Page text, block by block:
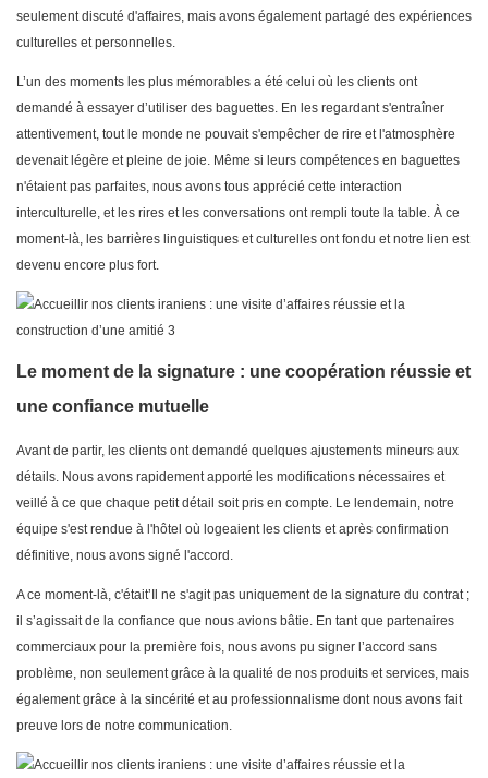
seulement discuté d'affaires, mais avons également partagé des expériences
culturelles et personnelles.
L’un des moments les plus mémorables a été celui où les clients ont
demandé à essayer d’utiliser des baguettes. En les regardant s'entraîner
attentivement, tout le monde ne pouvait s'empêcher de rire et l'atmosphère
devenait légère et pleine de joie. Même si leurs compétences en baguettes
n'étaient pas parfaites, nous avons tous apprécié cette interaction
interculturelle, et les rires et les conversations ont rempli toute la table. À ce
moment-là, les barrières linguistiques et culturelles ont fondu et notre lien est
devenu encore plus fort.
Le moment de la signature : une coopération réussie et
une confiance mutuelle
Avant de partir, les clients ont demandé quelques ajustements mineurs aux
détails. Nous avons rapidement apporté les modifications nécessaires et
veillé à ce que chaque petit détail soit pris en compte. Le lendemain, notre
équipe s'est rendue à l'hôtel où logeaient les clients et après confirmation
définitive, nous avons signé l'accord.
A ce moment-là, c'était’Il ne s'agit pas uniquement de la signature du contrat ;
il s’agissait de la confiance que nous avions bâtie. En tant que partenaires
commerciaux pour la première fois, nous avons pu signer l’accord sans
problème, non seulement grâce à la qualité de nos produits et services, mais
également grâce à la sincérité et au professionnalisme dont nous avons fait
preuve lors de notre communication.